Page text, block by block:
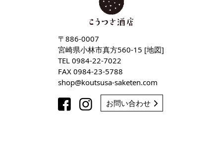
〒886-0007
宮崎県小林市真方560-15 [地図]
TEL 0984-22-7022
FAX 0984-23-5788
shop
koutsusa-saketen com
お問い合わせ